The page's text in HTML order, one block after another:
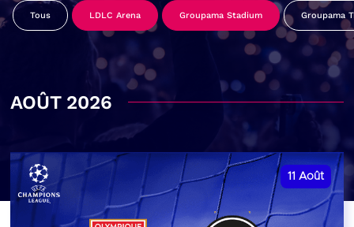
Tous LDLC Arena Groupama Stadium Groupama
AOÛT 2026
11 Août